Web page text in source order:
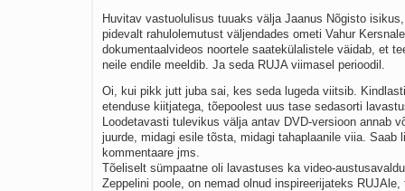
Huvitav vastuolulisus tuuaks välja Jaanus Nõgisto
pidevalt rahulolemutust väljendades ometi Vahur
dokumentaalvideos noortele saatekülalistele väidab, et
neile endile meeldib. Ja seda RUJA viimasel perioodil.
Oi, kui pikk jutt juba sai, kes seda lugeda viitsib.
etenduse kiitjatega, tõepoolest uus tase sedasorti
Loodetavasti tulevikus välja antav DVD-versioon annab
juurde, midagi esile tõsta, midagi tahaplaanile viia. Saab
kommentaare jms.
Tõeliselt sümpaatne oli lavastuses ka video-
Zeppelini poole, on nemad olnud inspireerijateks RUJAle,